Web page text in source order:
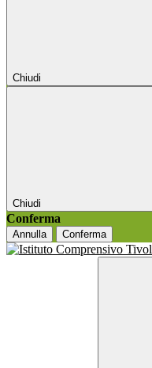
Chiudi
Chiudi
Conferma
Annulla Conferma